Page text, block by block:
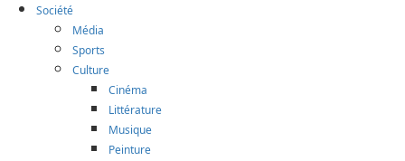
Société
Média
Sports
Culture
Cinéma
Littérature
Musique
Peinture